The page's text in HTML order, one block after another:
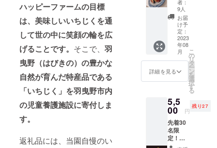
ハッピーファームの目標
は、美味しいいちじくを通
して世の中に笑顔の輪を広
げることです。 そこで、 羽
曳野（はびきの）の豊かな
自然が育んだ特産品である
「いちじく」を羽曳野市内
の児童養護施設に寄付しま
す。
返礼品には、当園自慢のい
ち帰っ
ていた
だいて
もかま
いませ
ん。 ※
もぎ取
り体験
るのは
桝井
のみで
す。 ク
ラウド
ファン
ディン
グ終了
特性上
日持ち
が特に
しない
可能性
があり
ますの
で、北
海道・
遠慮く
ださい
ますよ
うお願
い申し
上げま
中旬頃
賞味期
間：発
送後2週
間程度
を目安
に、冷
暗所に
て保
クス
イー
ト、熟
成金時
芋、紫
芋の食
く食べ
比べ
セッ
ト】＋
お礼
メール
（電子
メー
ル） 黒
いちじ
くや白
くなど
の世界
の希少
種いち
じくと
一般的
者：
9人
お届
け予
定：
2023
年08
月
詳細を見る
こ
の
リ
タ
ー
ン
を
選
択
す
る
5,5
00 円
残り27
先着30
名限
定！早
期割